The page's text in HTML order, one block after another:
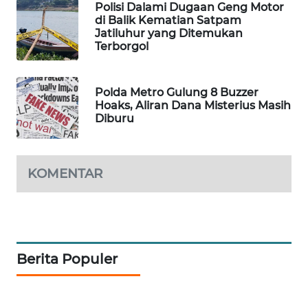
Polisi Dalami Dugaan Geng Motor
di Balik Kematian Satpam
Jatiluhur yang Ditemukan
Terborgol
Polda Metro Gulung 8 Buzzer
Hoaks, Aliran Dana Misterius Masih
Diburu
KOMENTAR
Berita Populer